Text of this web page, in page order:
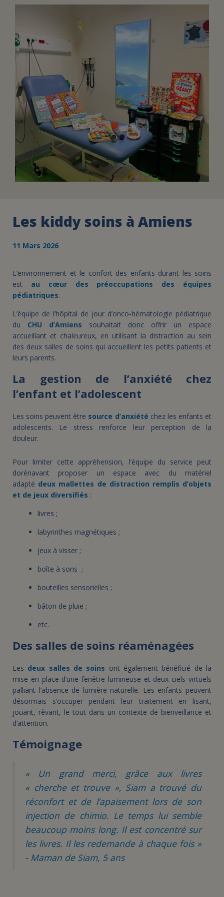
FAIRE UN DON
ESPACE PRESSE
JE DEVIENS
BÉNÉVOLE
DEVENIR
UN PETIT PRINCE
Les kiddy soins à Amiens
11 Mars 2026
L’environnement et le confort des enfants durant les soins
est au cœur des préoccupations des équipes
pédiatriques.
L’équipe de l’hôpital de jour d’onco-hématologie pédiatrique
du CHU d’Amiens souhaitait donc offrir un espace
accueillant et chaleureux, en utilisant la distraction au sein
des deux salles de soins qui accueillent les petits patients et
leurs parents.
La gestion de l’anxiété chez
l’enfant et l’adolescent
Les soins peuvent être source d’anxiété chez les enfants et
adolescents. Le stress renforce leur perception de la
douleur.
Pour limiter cette appréhension, l’équipe du service peut
dorénavant proposer un espace avec du matériel
adapté deux mallettes de distraction remplis d’objets
et de jeux diversifiés :
livres ;
labyrinthes magnétiques ;
jeux à visser ;
boîte à sons ;
bouteilles sensorielles ;
bâton de pluie ;
etc.
Des salles de soins réaménagées
Les deux salles de soins ont également bénéficié de la
mise en place d’une fenêtre lumineuse et deux ciels virtuels
palliant l’absence de lumière naturelle. Les enfants peuvent
désormais s’occuper pendant leur traitement en lisant,
jouant, rêvant, le tout dans un contexte de bienveillance et
d’attention.
Témoignage
« Un grand merci, grâce aux livres
« cherche et trouve », Siam a trouvé du
réconfort et de l’apaisement lors de son
injection de chimio. Le temps lui semble
beaucoup moins long. Il est concentré sur
les livres. Il les redemande à chaque fois »
- Maman de Siam, 5 ans